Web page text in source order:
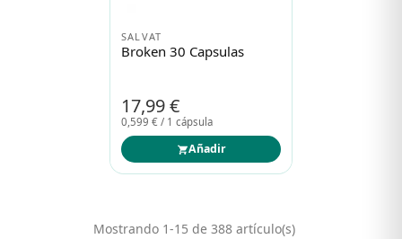
SALVAT
Broken 30 Capsulas
17,99 €
0,599 € / 1 cápsula
Añadir
Mostrando 1-15 de 388 artículo(s)